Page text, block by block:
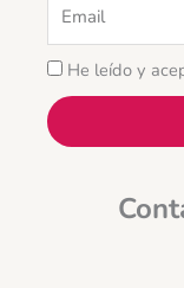
He leído y